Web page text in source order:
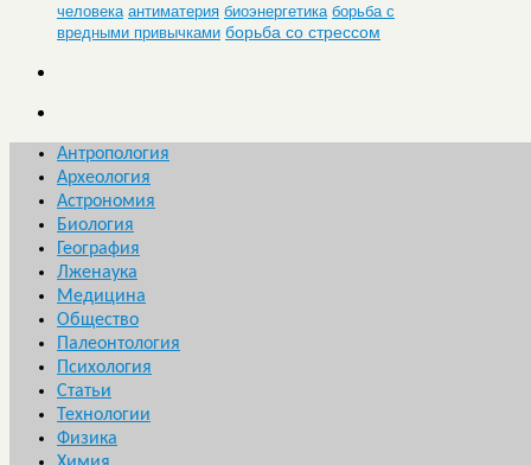
человека антиматерия биоэнергетика борьба с
вредными привычками борьба со стрессом
Антропология
Археология
Астрономия
Биология
География
Лженаука
Медицина
Общество
Палеонтология
Психология
Статьи
Технологии
Физика